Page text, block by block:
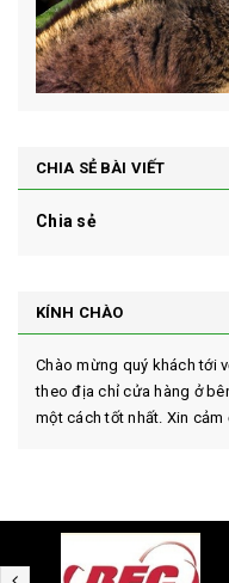
CHIA SẺ BÀI VIẾT
Chia sẻ
KÍNH CHÀO
Chào mừng quý khách tới
theo địa chỉ cửa hàng ở
một cách tốt nhất. Xin cảm